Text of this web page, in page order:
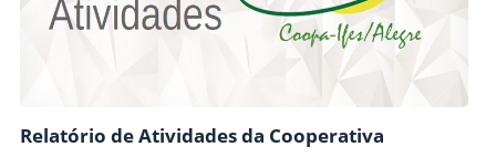
Relatório de Atividades da Cooperativa